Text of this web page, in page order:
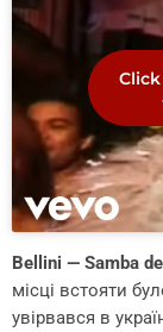
Bellini — Samba
місці встояти
увірвався в